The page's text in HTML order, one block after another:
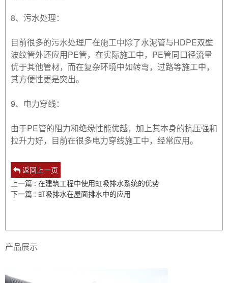
8、污水处理：
目前很多的污水处理厂在施工中除了水泥管与HDPE双壁
波纹管外还应用PE管，在实际施工中，PE管同口径流量
优于其他管材，而在复杂环境中如转弯，过路等施工中，
其方便性更是突出。
9、电力穿线：
由于PE管的阻力和绝缘性能优越，加上其本身的抗压强和
拉升力好，目前在很多电力穿线施工中，经常应用。
返回上一页
上一篇 : 在建筑工程中使用虹吸排水系统的优势
下一篇 : 虹吸排水在屋面排水中的应用
产品展示